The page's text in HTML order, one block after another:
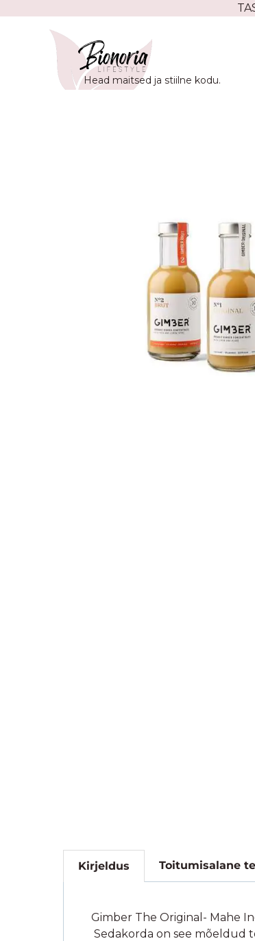
Head maitsed ja stiilne kodu.
Kirjeldus Toitumisalane
Gimber The Original- Mahe
Sedakorda on see mõeldud